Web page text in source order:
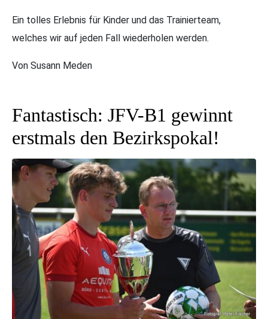
Ein tolles Erlebnis für Kinder und das Trainierteam,
welches wir auf jeden Fall wiederholen werden.
Von Susann Meden
Fantastisch: JFV-B1 gewinnt
erstmals den Bezirkspokal!